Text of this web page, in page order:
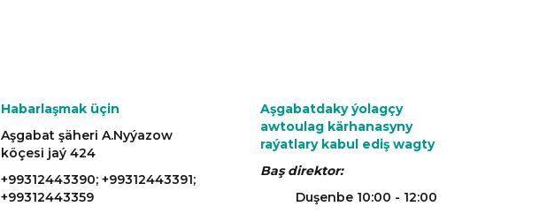
Habarlaşmak üçin
Aşgabat şäheri A.Nyýazow
köçesi jaý 424
+99312443390; +99312443391;
+99312443359
Aşgabatdaky ýolagçy
awtoulag kärhanasyny
raýatlary kabul ediş wagty
Baş direktor:
Duşenbe 10:00 - 12:00